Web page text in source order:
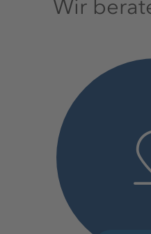
Wir